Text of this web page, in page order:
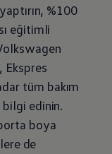
%100
eğitimli
Ekspres
tüm bakım
bilgi edinin.
boya
de